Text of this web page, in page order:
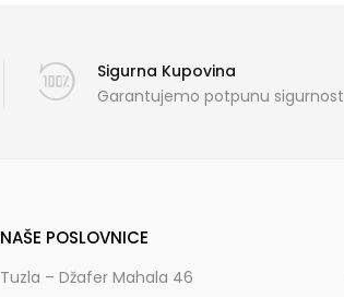
Sigurna Kupovina
Garantujemo potpunu sigurnost
NAŠE POSLOVNICE
Tuzla – Džafer Mahala 46